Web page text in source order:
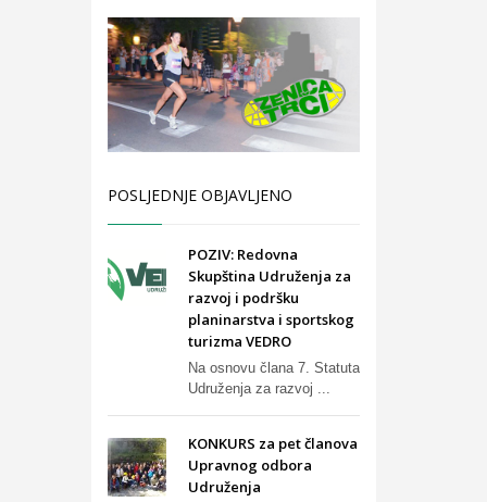
POSLJEDNJE OBJAVLJENO
POZIV: Redovna
Skupština Udruženja za
razvoj i podršku
planinarstva i sportskog
turizma VEDRO
Na osnovu člana 7. Statuta
Udruženja za razvoj ...
KONKURS za pet članova
Upravnog odbora
Udruženja